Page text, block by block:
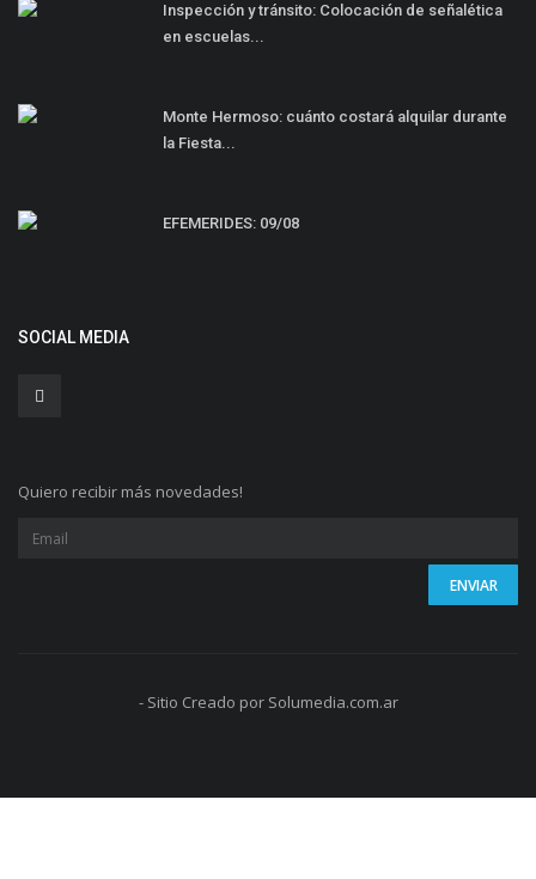
Inspección y tránsito: Colocación de señalética
en escuelas...
Monte Hermoso: cuánto costará alquilar durante
la Fiesta...
EFEMERIDES: 09/08
SOCIAL MEDIA
Quiero recibir más novedades!
- Sitio Creado por Solumedia.com.ar